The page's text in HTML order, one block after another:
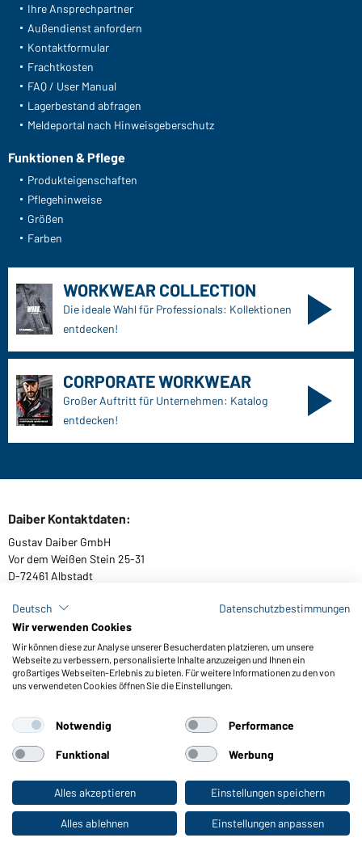
Zum Privatkunden-Shop
Ihre Ansprechpartner
Außendienst anfordern
Kontaktformular
Frachtkosten
FAQ / User Manual
Lagerbestand abfragen
Meldeportal nach Hinweisgeberschutz
Funktionen & Pflege
Produkteigenschaften
Pflegehinweise
Größen
Farben
WORKWEAR COLLECTION
Die ideale Wahl für Professionals: Kollektionen
entdecken!
CORPORATE WORKWEAR
Großer Auftritt für Unternehmen: Katalog
entdecken!
Daiber Kontaktdaten:
Gustav Daiber GmbH
Vor dem Weißen Stein 25-31
D-72461 Albstadt
Kataloge herunterladen oder bestellen
Zu den Katalogen
AGB Impressum
Cookie-Einstellungen
Barrierefreiheit
© 2026 Daiber
Deutsch
Datenschutzbestimmungen
Wir verwenden Cookies
Wir können diese zur Analyse unserer Besucherdaten platzieren, um unsere
Webseite zu verbessern, personalisierte Inhalte anzuzeigen und Ihnen ein
großartiges Webseiten-Erlebnis zu bieten. Für weitere Informationen zu den von
uns verwendeten Cookies öffnen Sie die Einstellungen.
Notwendig Performance
Funktional Werbung
Alles akzeptieren Einstellungen speichern
Alles ablehnen Einstellungen anpassen